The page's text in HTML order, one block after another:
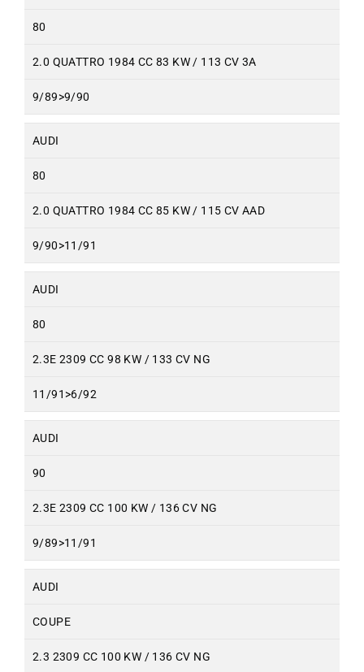
80
2.0 QUATTRO 1984 CC 83 KW / 113 CV 3A
9/89>9/90
AUDI
80
2.0 QUATTRO 1984 CC 85 KW / 115 CV AAD
9/90>11/91
AUDI
80
2.3E 2309 CC 98 KW / 133 CV NG
11/91>6/92
AUDI
90
2.3E 2309 CC 100 KW / 136 CV NG
9/89>11/91
AUDI
COUPE
2.3 2309 CC 100 KW / 136 CV NG